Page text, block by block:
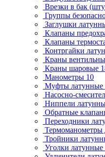
Врезки в бак
Группы
Заглушки
Клапаны
Клапаны
Контргайки
Краны
Краны шаровые
Манометры 10
Муфты латунные
Насосно-
Ниппели
Обратные
Переходники
Термоманометры
Тройники
Уголки латунные